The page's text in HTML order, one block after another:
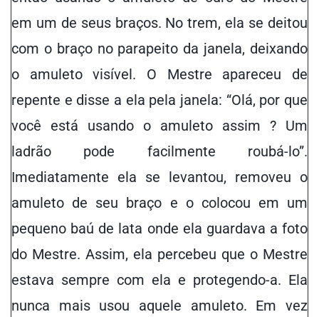
em um de seus braços. No trem, ela se deitou
com o braço no parapeito da janela, deixando
o amuleto visível. O Mestre apareceu de
repente e disse a ela pela janela: “Olá, por que
você está usando o amuleto assim ? Um
ladrão pode facilmente roubá-lo”.
Imediatamente ela se levantou, removeu o
amuleto de seu braço e o colocou em um
pequeno baú de lata onde ela guardava a foto
do Mestre. Assim, ela percebeu que o Mestre
estava sempre com ela e protegendo-a. Ela
nunca mais usou aquele amuleto. Em vez